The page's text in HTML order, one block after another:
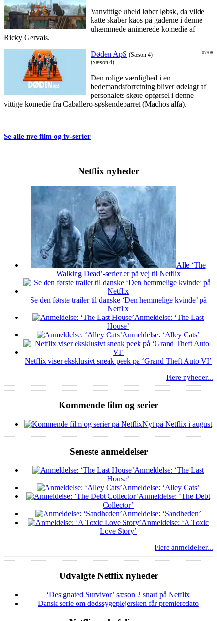
Vanvittige uheld løber løbsk, da vilde
katte skaber kaos på gaderne i denne
uhæmmede animerede komedie af
Ricky Gervais.
07/08
Døden ApS (Sæson 4)
(Sæson 4)
Den rolige værdighed i en
bedemandsforretning bliver ødelagt af
personalets skøre opførsel i denne
vittige komedie fra Caballero-søskendeparret (Machos alfa).
Se alle nye film og tv-serier
Netflix nyheder
Alle ‘The
Walking Dead’-serier er på vej til Netflix
Se den første trailer til danske ‘Den hemmelige kvinde’ på
Netflix
Anmeldelse: ‘The Last
House’
Anmeldelse: ‘Alley Cats’
Netflix viser eksklusivt sneak peek på ‘Grand Theft Auto VI’
Flere nyheder...
Kommende film og serier
Nyt på Netflix i august
Seneste anmeldelser
Anmeldelse: ‘The Last
House’
Anmeldelse: ‘Alley Cats’
Anmeldelse: ‘The Debt
Collector’
Anmeldelse: ‘Sandheden’
Anmeldelse: ‘A Toxic
Love Story’
Flere anmeldelser...
Udvalgte Netflix nyheder
‘Designated Survivor’ sæson 2 snart på Netflix
Dansk serie om dødssygeplejersken får premieredato